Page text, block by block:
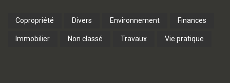
Copropriété Divers Environnement Finances
Immobilier Non classé Travaux Vie pratique